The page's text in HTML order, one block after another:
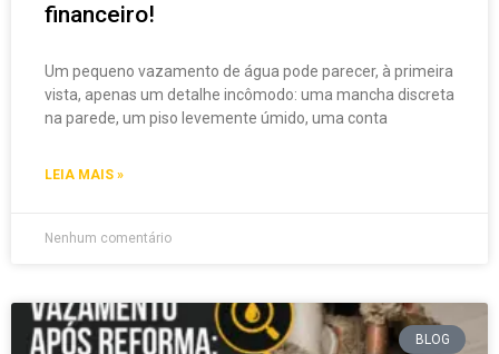
financeiro!
Um pequeno vazamento de água pode parecer, à primeira
vista, apenas um detalhe incômodo: uma mancha discreta
na parede, um piso levemente úmido, uma conta
LEIA MAIS »
Nenhum comentário
BLOG